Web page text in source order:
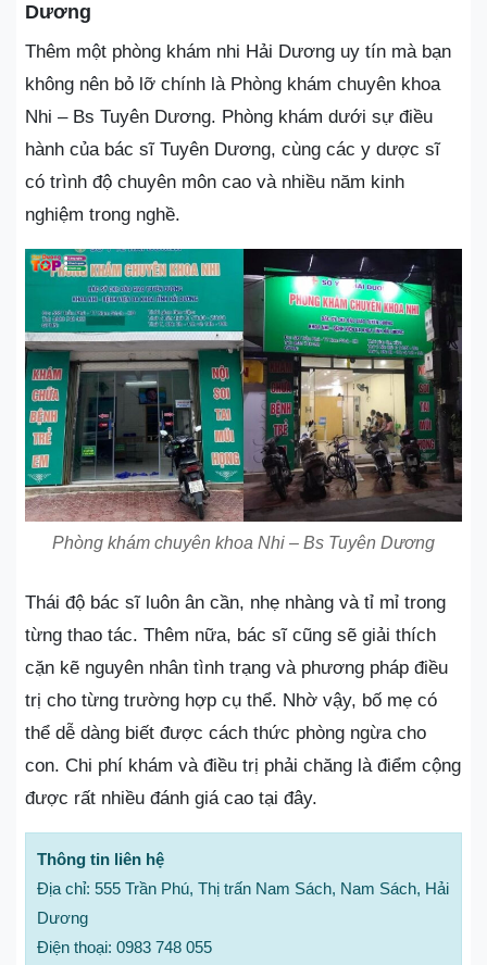
Dương
Thêm một phòng khám nhi Hải Dương uy tín mà bạn
không nên bỏ lỡ chính là Phòng khám chuyên khoa
Nhi – Bs Tuyên Dương. Phòng khám dưới sự điều
hành của bác sĩ Tuyên Dương, cùng các y dược sĩ
có trình độ chuyên môn cao và nhiều năm kinh
nghiệm trong nghề.
Phòng khám chuyên khoa Nhi – Bs Tuyên Dương
Thái độ bác sĩ luôn ân cần, nhẹ nhàng và tỉ mỉ trong
từng thao tác. Thêm nữa, bác sĩ cũng sẽ giải thích
cặn kẽ nguyên nhân tình trạng và phương pháp điều
trị cho từng trường hợp cụ thể. Nhờ vậy, bố mẹ có
thể dễ dàng biết được cách thức phòng ngừa cho
con. Chi phí khám và điều trị phải chăng là điểm cộng
được rất nhiều đánh giá cao tại đây.
Thông tin liên hệ
Địa chỉ: 555 Trần Phú, Thị trấn Nam Sách, Nam Sách, Hải
Dương
Điện thoại: 0983 748 055